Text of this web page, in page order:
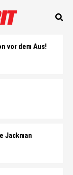
vor dem Aus!
Jackman